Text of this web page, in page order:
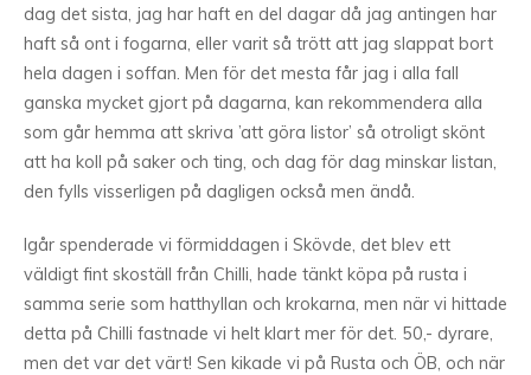
dag det sista, jag har haft en del dagar då jag antingen har
haft så ont i fogarna, eller varit så trött att jag slappat bort
hela dagen i soffan. Men för det mesta får jag i alla fall
ganska mycket gjort på dagarna, kan rekommendera alla
som går hemma att skriva ’att göra listor’ så otroligt skönt
att ha koll på saker och ting, och dag för dag minskar listan,
den fylls visserligen på dagligen också men ändå.
Igår spenderade vi förmiddagen i Skövde, det blev ett
väldigt fint skoställ från Chilli, hade tänkt köpa på rusta i
samma serie som hatthyllan och krokarna, men när vi hittade
detta på Chilli fastnade vi helt klart mer för det. 50,- dyrare,
men det var det värt! Sen kikade vi på Rusta och ÖB, och när